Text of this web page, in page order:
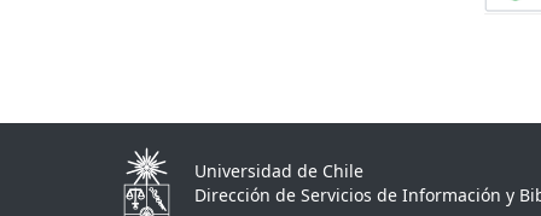
Universidad de Chile
Dirección de Servicios de Información y